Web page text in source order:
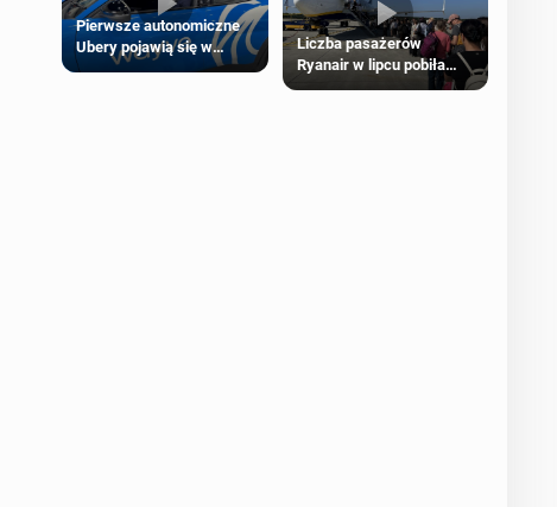
Pierwsze autonomiczne
Ubery pojawią się w
Londynie jeszcze tego
Liczba pasażerów
Ryanair w lipcu pobiła
rekord